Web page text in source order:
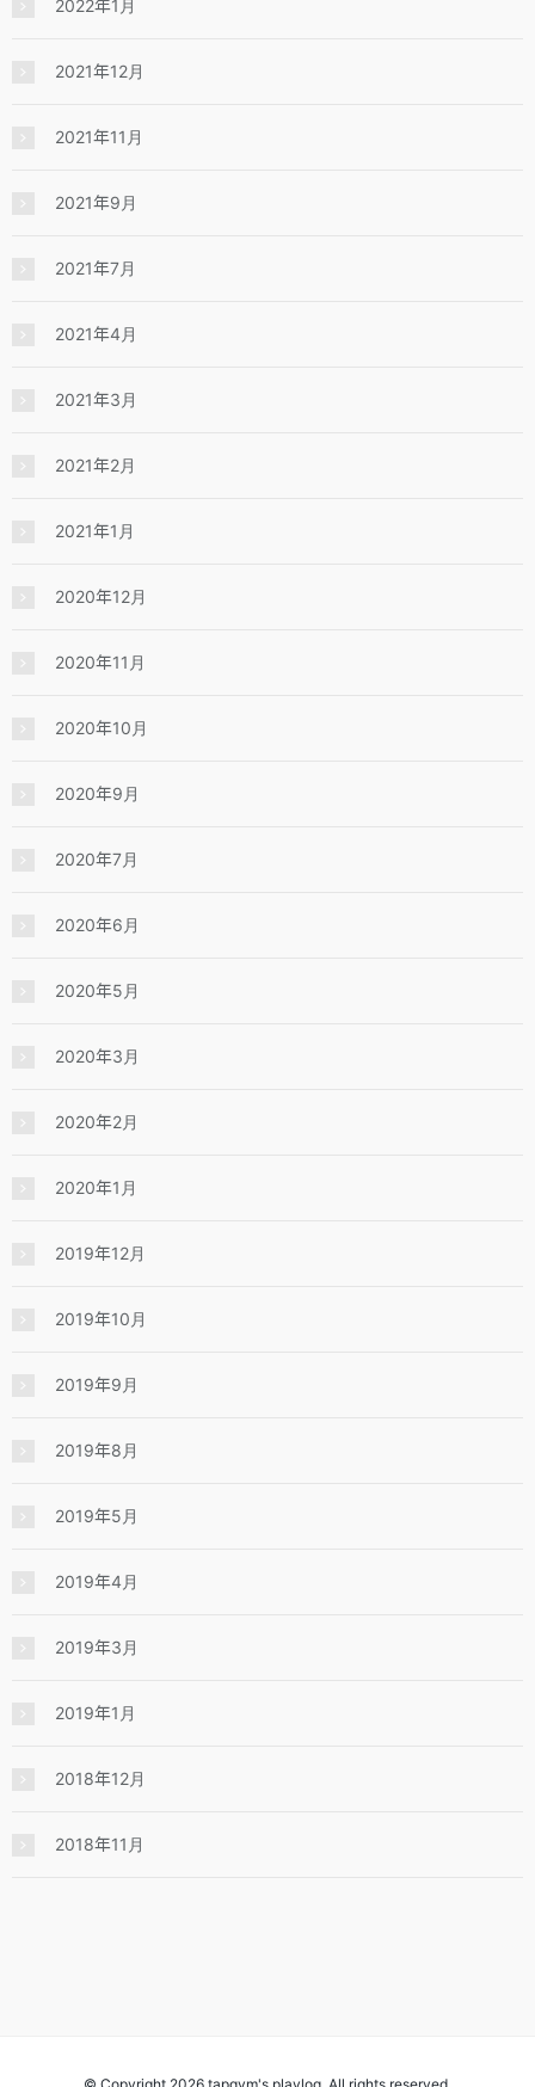
2022年1月
2021年12月
2021年11月
2021年9月
2021年7月
2021年4月
2021年3月
2021年2月
2021年1月
2020年12月
2020年11月
2020年10月
2020年9月
2020年7月
2020年6月
2020年5月
2020年3月
2020年2月
2020年1月
2019年12月
2019年10月
2019年9月
2019年8月
2019年5月
2019年4月
2019年3月
2019年1月
2018年12月
2018年11月